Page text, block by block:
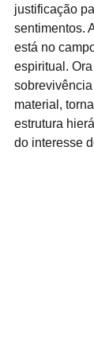
justificação
sentimentos.
está no
espiritual.
material,
estrutura
do interesse